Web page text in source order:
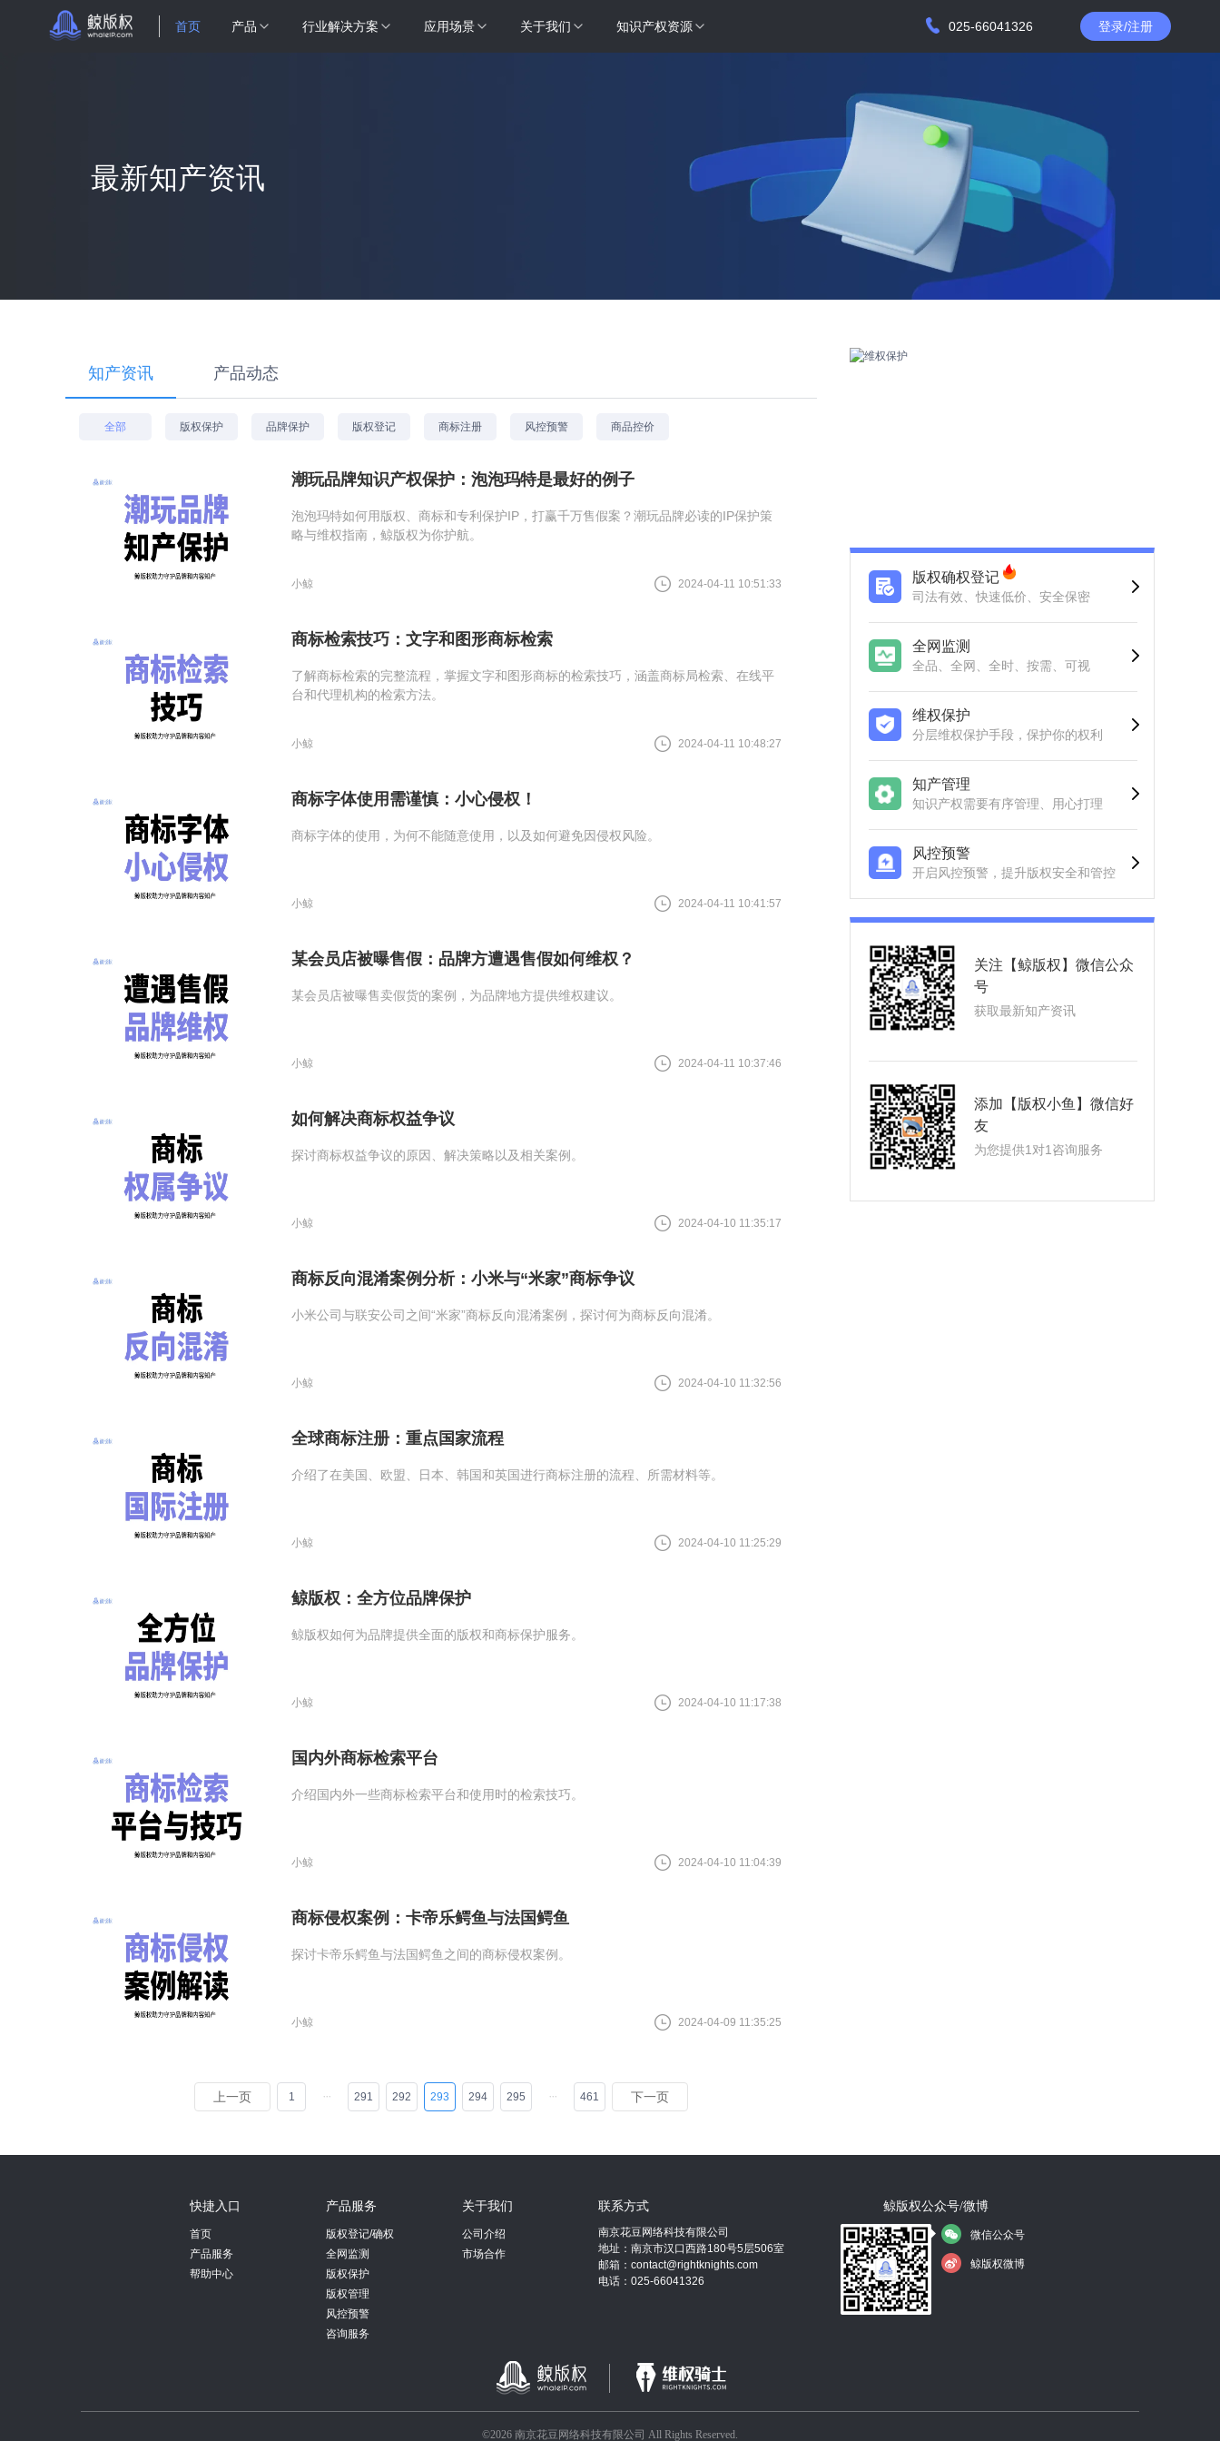
首页 产品 行业解决方案 应用场景 关于我们 知识产权资源 025-66041326 登录/注册
最新知产资讯
知产资讯 产品动态
全部 版权保护 品牌保护 版权登记 商标注册 风控预警 商品控价
潮玩品牌知识产权保护：泡泡玛特是最好的例子
泡泡玛特如何用版权、商标和专利保护IP，打赢千万售假案？潮玩品牌必读的IP保护策
略与维权指南，鲸版权为你护航。
小鲸 2024-04-11 10:51:33
商标检索技巧：文字和图形商标检索
了解商标检索的完整流程，掌握文字和图形商标的检索技巧，涵盖商标局检索、在线平
台和代理机构的检索方法。
小鲸 2024-04-11 10:48:27
商标字体使用需谨慎：小心侵权！
商标字体的使用，为何不能随意使用，以及如何避免因侵权风险。
小鲸 2024-04-11 10:41:57
某会员店被曝售假：品牌方遭遇售假如何维权？
某会员店被曝售卖假货的案例，为品牌地方提供维权建议。
小鲸 2024-04-11 10:37:46
如何解决商标权益争议
探讨商标权益争议的原因、解决策略以及相关案例。
小鲸 2024-04-10 11:35:17
商标反向混淆案例分析：小米与“米家”商标争议
小米公司与联安公司之间“米家”商标反向混淆案例，探讨何为商标反向混淆。
小鲸 2024-04-10 11:32:56
全球商标注册：重点国家流程
介绍了在美国、欧盟、日本、韩国和英国进行商标注册的流程、所需材料等。
小鲸 2024-04-10 11:25:29
鲸版权：全方位品牌保护
鲸版权如何为品牌提供全面的版权和商标保护服务。
小鲸 2024-04-10 11:17:38
国内外商标检索平台
介绍国内外一些商标检索平台和使用时的检索技巧。
小鲸 2024-04-10 11:04:39
商标侵权案例：卡帝乐鳄鱼与法国鳄鱼
探讨卡帝乐鳄鱼与法国鳄鱼之间的商标侵权案例。
小鲸 2024-04-09 11:35:25
上一页 1 291 292 293 294 295 461 下一页
版权确权登记
司法有效、快速低价、安全保密
全网监测
全品、全网、全时、按需、可视
维权保护
分层维权保护手段，保护你的权利
知产管理
知识产权需要有序管理、用心打理
风控预警
开启风控预警，提升版权安全和管控
关注【鲸版权】微信公众
号
获取最新知产资讯
添加【版权小鱼】微信好
友
为您提供1对1咨询服务
快捷入口
首页
产品服务
帮助中心
产品服务
版权登记/确权
全网监测
版权保护
版权管理
风控预警
咨询服务
关于我们
公司介绍
市场合作
联系方式
南京花豆网络科技有限公司
地址：南京市汉口西路180号5层506室
邮箱：contact@rightknights.com
电话：025-66041326
鲸版权公众号/微博
微信公众号
鲸版权微博
©2026 南京花豆网络科技有限公司 All Rights Reserved.